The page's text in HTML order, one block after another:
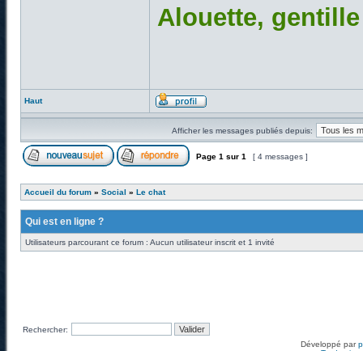
Alouette,
Haut
Afficher les messages publiés depuis:
Page 1 sur 1 [ 4 messages ]
Accueil du forum » Social » Le chat
Qui est en ligne ?
Utilisateurs parcourant ce forum : Aucun utilisateur inscrit et 1 invité
Rechercher:
Développé par